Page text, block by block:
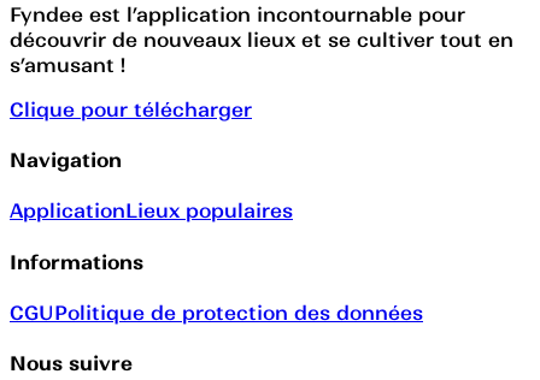
Fyndee est l’application incontournable pour
découvrir de nouveaux lieux et se cultiver tout en
s’amusant !
Clique pour télécharger
Navigation
ApplicationLieux populaires
Informations
CGUPolitique de protection des données
Nous suivre